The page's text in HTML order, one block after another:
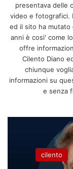
presentava delle
video e fotografici.
ed il sito ha
anni è cosi' come
offre
Cilento Diano
chiunque
informazioni su
e senza
cilento